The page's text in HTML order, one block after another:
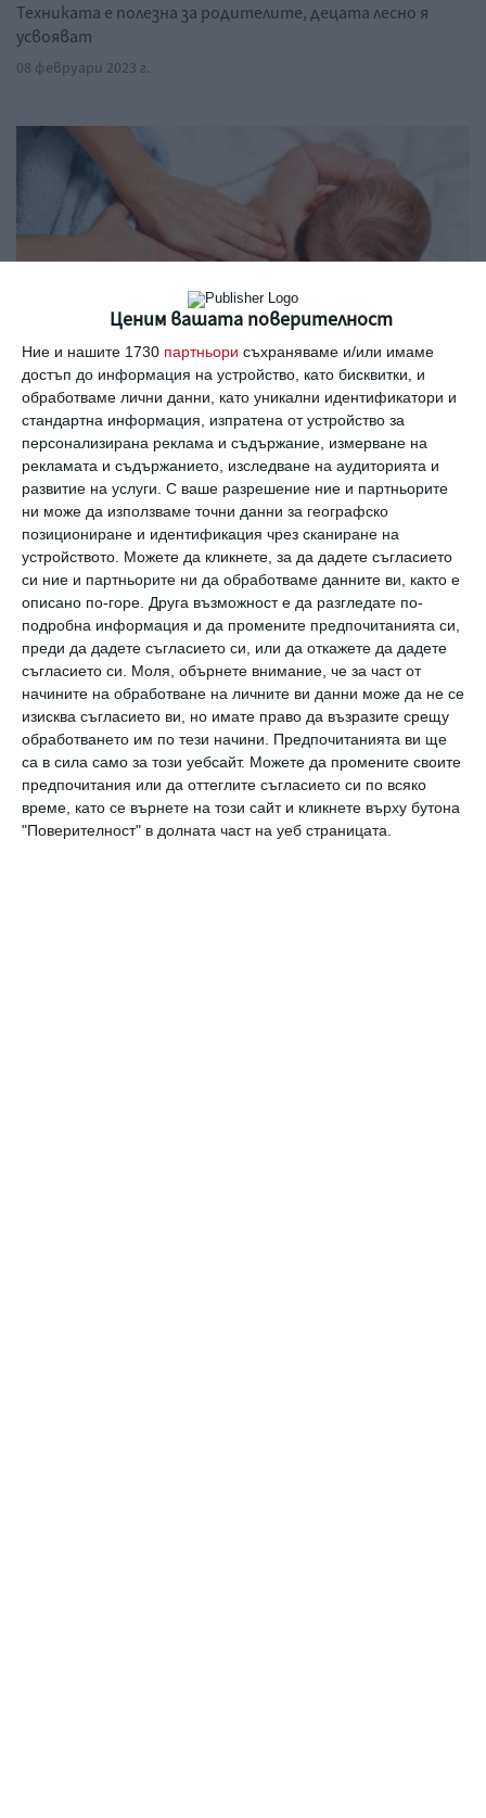
Ценим вашата поверителност
Ние и нашите 1730 партньори съхраняваме и/или имаме
достъп до информация на устройство, като бисквитки, и
обработваме лични данни, като уникални идентификатори и
стандартна информация, изпратена от устройство за
персонализирана реклама и съдържание, измерване на
рекламата и съдържанието, изследване на аудиторията и
развитие на услуги. С ваше разрешение ние и партньорите
ни може да използваме точни данни за географско
позициониране и идентификация чрез сканиране на
устройството. Можете да кликнете, за да дадете съгласието
си ние и партньорите ни да обработваме данните ви, както е
описано по-горе. Друга възможност е да разгледате по-
подробна информация и да промените предпочитанията си,
преди да дадете съгласието си, или да откажете да дадете
съгласието си. Моля, обърнете внимание, че за част от
начините на обработване на личните ви данни може да не се
изисква съгласието ви, но имате право да възразите срещу
обработването им по тези начини. Предпочитанията ви ще
са в сила само за този уебсайт. Можете да промените своите
предпочитания или да оттеглите съгласието си по всяко
време, като се върнете на този сайт и кликнете върху бутона
"Поверителност" в долната част на уеб страницата.
Техниката е полезна за родителите, децата лесно я
усвояват
08 февруари 2023 г.
Ползите от неонаталния масаж
Ето какви предимства носи той и защо не трябва да го
пропускате
07 ноември 2022 г.
Техниката 4-7-8, която ще накара детето ви да
заспи за минута